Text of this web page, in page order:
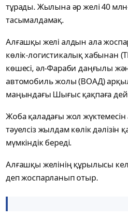
тұрады. Жылына әр желі 40
тасымалдамақ.
Алғашқы желі алдын ала
көлік-логистикалық хабынан
көшесі, әл-Фараби даңғылы
автомобиль жолы (ВОАД)
маңындағы Шығыс қақпаға
Жоба қаладағы жол жүктемесін
тәуелсіз жылдам көлік дәлізін
мүмкіндік береді.
Алғашқы желінің құрылысы
деп жоспарланып отыр.